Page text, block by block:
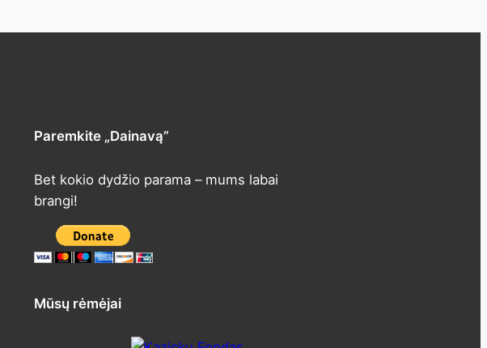
Paremkite „Dainavą”
Bet kokio dydžio parama – mums labai
brangi!
Mūsų rėmėjai